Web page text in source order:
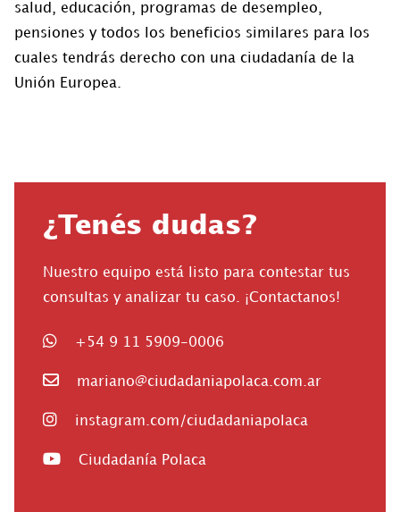
salud, educación, programas de desempleo,
pensiones y todos los beneficios similares para los
cuales tendrás derecho con una ciudadanía de la
Unión Europea.
¿Tenés dudas?
Nuestro equipo está listo para contestar tus
consultas y analizar tu caso. ¡Contactanos!
+54 9 11 5909-0006
mariano@ciudadaniapolaca.com.ar
instagram.com/ciudadaniapolaca
Ciudadanía Polaca